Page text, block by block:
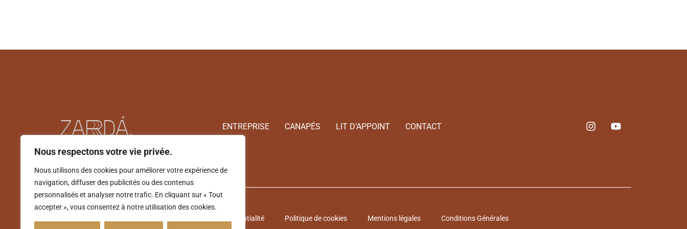
Nous respectons votre vie privée.
Nous utilisons des cookies pour améliorer votre expérience de
navigation, diffuser des publicités ou des contenus
personnalisés et analyser notre trafic. En cliquant sur « Tout
accepter », vous consentez à notre utilisation des cookies.
ENTREPRISE CANAPÉS LIT D’APPOINT CONTACT
Politique de confidentialité Politique de cookies Mentions légales Conditions Générales